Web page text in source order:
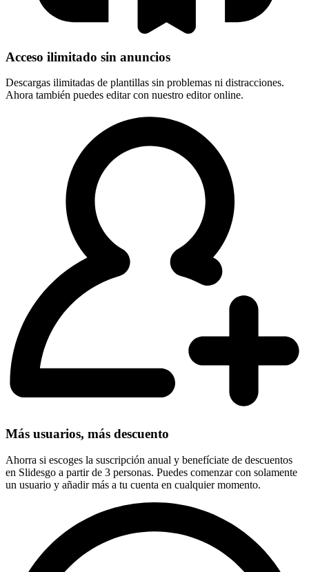
Acceso ilimitado sin anuncios
Descargas ilimitadas de plantillas sin problemas ni distracciones.
Ahora también puedes editar con nuestro editor online.
Más usuarios, más descuento
Ahorra si escoges la suscripción anual y benefíciate de descuentos
en Slidesgo a partir de 3 personas. Puedes comenzar con solamente
un usuario y añadir más a tu cuenta en cualquier momento.